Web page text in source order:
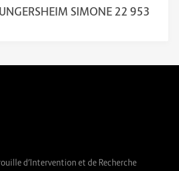
SIMONE 22 953
d’Intervention et de Recherche